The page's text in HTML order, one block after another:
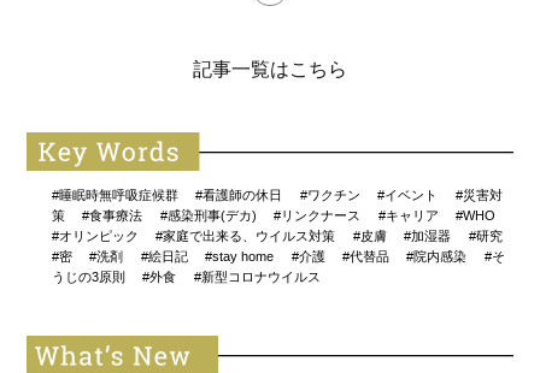
記事一覧はこちら
#睡眠時無呼吸症候群 #看護師の休日 #ワクチン #イベント
#災害対
策
#食事療法 #感染刑事(デカ) #リンクナース #キャリア
#WHO
#オリンピック
#家庭で出来る、ウイルス対策 #皮膚 #加湿器
#研究
#密
#洗剤 #絵日記 #stay home #介護 #代替品 #院内感染
#そ
うじの3原則
#外食 #新型コロナウイルス